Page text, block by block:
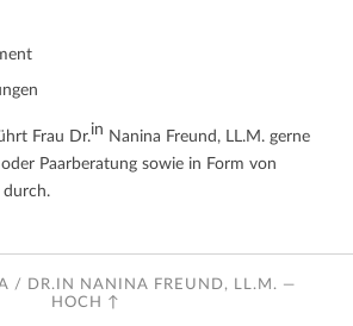
Frau Dr.in Nanina Freund, LL.M. gerne
Paarberatung sowie in Form von
durch.
/ DR.IN NANINA FREUND, LL.M. —
HOCH ↑